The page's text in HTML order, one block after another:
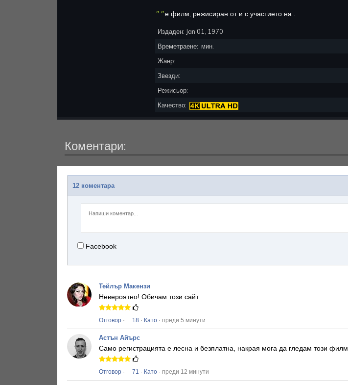
" "е филм, режисиран от и с участието на .
Издаден: Jan 01, 1970
Времетраене: мин.
Жанр:
Звезди:
Режисьор:
Качество:
Коментари:
12 коментара
Facebook
Тейлър Макензи
Невероятно! Обичам този сайт
Отговор · 18 · Като · преди 5 минути
Астън Айърс
Само регистрацията е лесна и безплатна, накрая мога да гледам този филм
Отговор · 71 · Като · преди 12 минути